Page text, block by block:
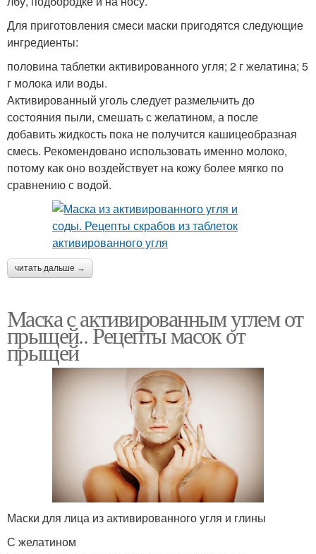
Для приготовления смеси маски пригодятся следующие
ингредиенты:
половина таблетки активированного угля; 2 г желатина; 5
г молока или воды.
Активированный уголь следует размельчить до
состояния пыли, смешать с желатином, а после
добавить жидкость пока не получится кашицеобразная
смесь. Рекомендовано использовать именно молоко,
потому как оно воздействует на кожу более мягко по
сравнению с водой.
читать дальше →
Маска с активированным углем от
прыщей.. Рецепты масок от
прыщей
Маски для лица из активированного угля и глины
С желатином